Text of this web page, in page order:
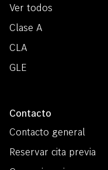
Ver todos
Clase A
CLA
GLE
Contacto
Contacto general
Reservar cita previa